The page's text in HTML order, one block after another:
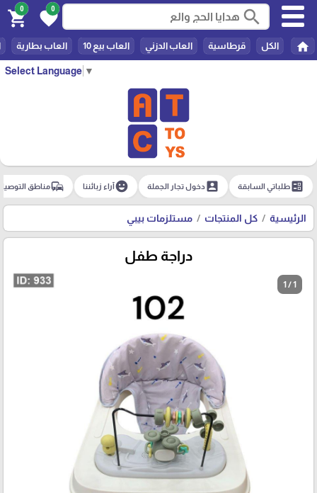
Select Language ▼
search
0
favorite
0
shopping_cart
home الكل قرطاسية العاب الدزني العاب بيع 10 العاب بطارية
ballotطلباتي السابقة account_boxدخول تجار الجملة emoji_emotionsآراء زبائننا commuteمناطق
الرئيسية كل المنتجات مستلزمات بيبي
دراجة طفل
1 / 1